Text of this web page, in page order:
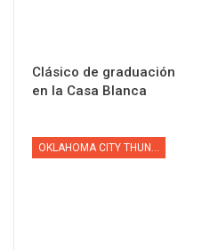
Clásico de graduación
en la Casa Blanca
OKLAHOMA CITY THUNDER